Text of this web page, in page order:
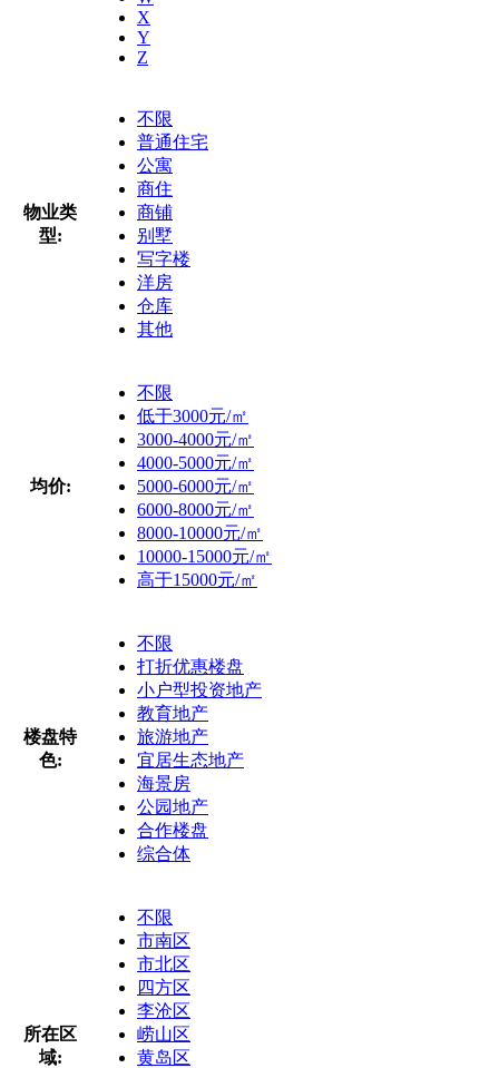
X
Y
Z
物业类
型:
不限
普通住宅
公寓
商住
商铺
别墅
写字楼
洋房
仓库
其他
均价:
不限
低于3000元/㎡
3000-4000元/㎡
4000-5000元/㎡
5000-6000元/㎡
6000-8000元/㎡
8000-10000元/㎡
10000-15000元/㎡
高于15000元/㎡
楼盘特
色:
不限
打折优惠楼盘
小户型投资地产
教育地产
旅游地产
宜居生态地产
海景房
公园地产
合作楼盘
综合体
所在区
域:
不限
市南区
市北区
四方区
李沧区
崂山区
黄岛区